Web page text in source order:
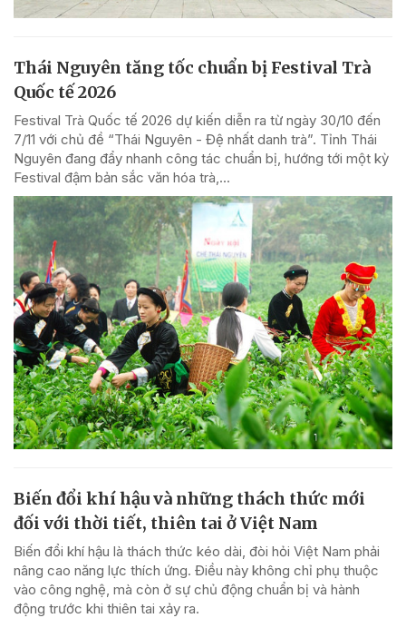
Thái Nguyên tăng tốc chuẩn bị Festival Trà
Quốc tế 2026
Festival Trà Quốc tế 2026 dự kiến diễn ra từ ngày 30/10 đến
7/11 với chủ đề “Thái Nguyên - Đệ nhất danh trà”. Tỉnh Thái
Nguyên đang đẩy nhanh công tác chuẩn bị, hướng tới một kỳ
Festival đậm bản sắc văn hóa trà,...
Biến đổi khí hậu và những thách thức mới
đối với thời tiết, thiên tai ở Việt Nam
Biến đổi khí hậu là thách thức kéo dài, đòi hỏi Việt Nam phải
nâng cao năng lực thích ứng. Điều này không chỉ phụ thuộc
vào công nghệ, mà còn ở sự chủ động chuẩn bị và hành
động trước khi thiên tai xảy ra.